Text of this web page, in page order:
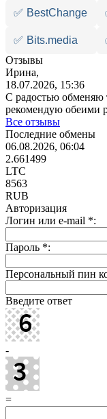
✅ BestChange
✅ Bits.media
Отзывы
Ирина,
18.07.2026, 15:36
С радостью обменяю
рекомендую обеими
Все отзывы
Последние обмены
06.08.2026, 06:04
2.661499
LTC
8563
RUB
Авторизация
Логин или e-mail *:
Пароль *:
Персональный пин
Введите ответ
-
=